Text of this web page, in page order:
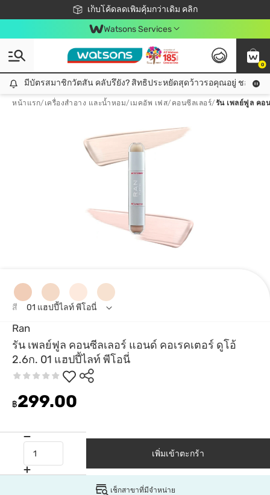
เก็บโค้ดลดเพิ่มคุ้มกว่าเดิม คลิก
ชอปออนไลน์ครั้งแรก ลดเพิ่มจุก ๆ 10%! 🎉
📦ส่งฟรี! เมื่อชอป 499฿
สมาชิกวัตสัน คลับดียังไง?
Watsons Services
0
มีบัตรสมาชิกวัตสัน คลับรึยัง? สิทธิประหยัดสุดว้าวรอคุณอยู่ ชอปคุ้มกว่าเดิม คลิก!
มีบัตรสมาชิกวัตสัน คลับรึยัง? สิทธิประหยัดสุดว้าวรอคุณอยู่ ชอปคุ้มก
หน้าแรก/ เครื่องสำอาง และน้ำหอม/ เมคอัพ เฟส/ คอนซีลเลอร์/รัน เพลย์ฟูล คอ
Ran
รัน เพลย์ฟูล คอนซีลเลอร์ แอนด์ คอเรคเตอร์ ดูโอ้
2.6ก. 01 แฮปปี้ไลท์ พีโอนี่
฿299.00
สี 01 แฮปปี้ไลท์ พีโอนี่
เพิ่มเข้าตะกร้า
เช็กสาขาที่มีจำหน่าย